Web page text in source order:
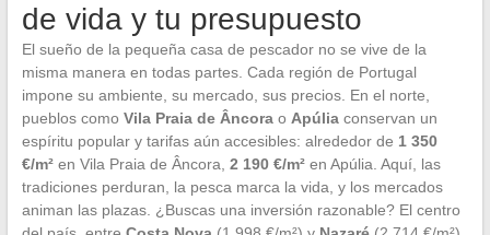
de vida y tu presupuesto
El sueño de la pequeña casa de pescador no se vive de la
misma manera en todas partes. Cada región de Portugal
impone su ambiente, su mercado, sus precios. En el norte,
pueblos como Vila Praia de Âncorao Apúliaconservan un
espíritu popular y tarifas aún accesibles: alrededor de 1 350
€/m²en Vila Praia de Âncora, 2 190 €/m²en Apúlia. Aquí, las
tradiciones perduran, la pesca marca la vida, y los mercados
animan las plazas. ¿Buscas una inversión razonable? El centro